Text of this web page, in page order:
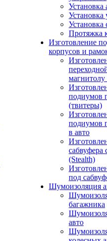
Установка
Установка
Установка
Протяжка
Изготовление
корпусов и
подиумов
(твитеры)
подиумов
в авто
сабвуфера
(Stealth)
под
Шумоизоляция
багажника
авто